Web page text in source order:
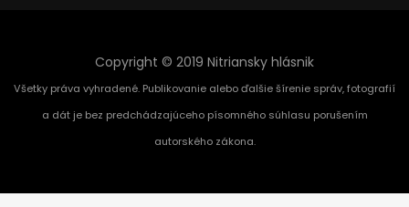
Copyright © 2019 Nitriansky hlásnik
Všetky práva vyhradené. Publikovanie alebo ďalšie šírenie správ, fotografií
a dát je bez predchádzajúceho písomného súhlasu porušením
autorského zákona.